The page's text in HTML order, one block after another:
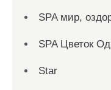
SPA мир,
SPA Цветок
Star